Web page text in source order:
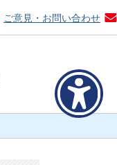
ご意見・お問い合わせ